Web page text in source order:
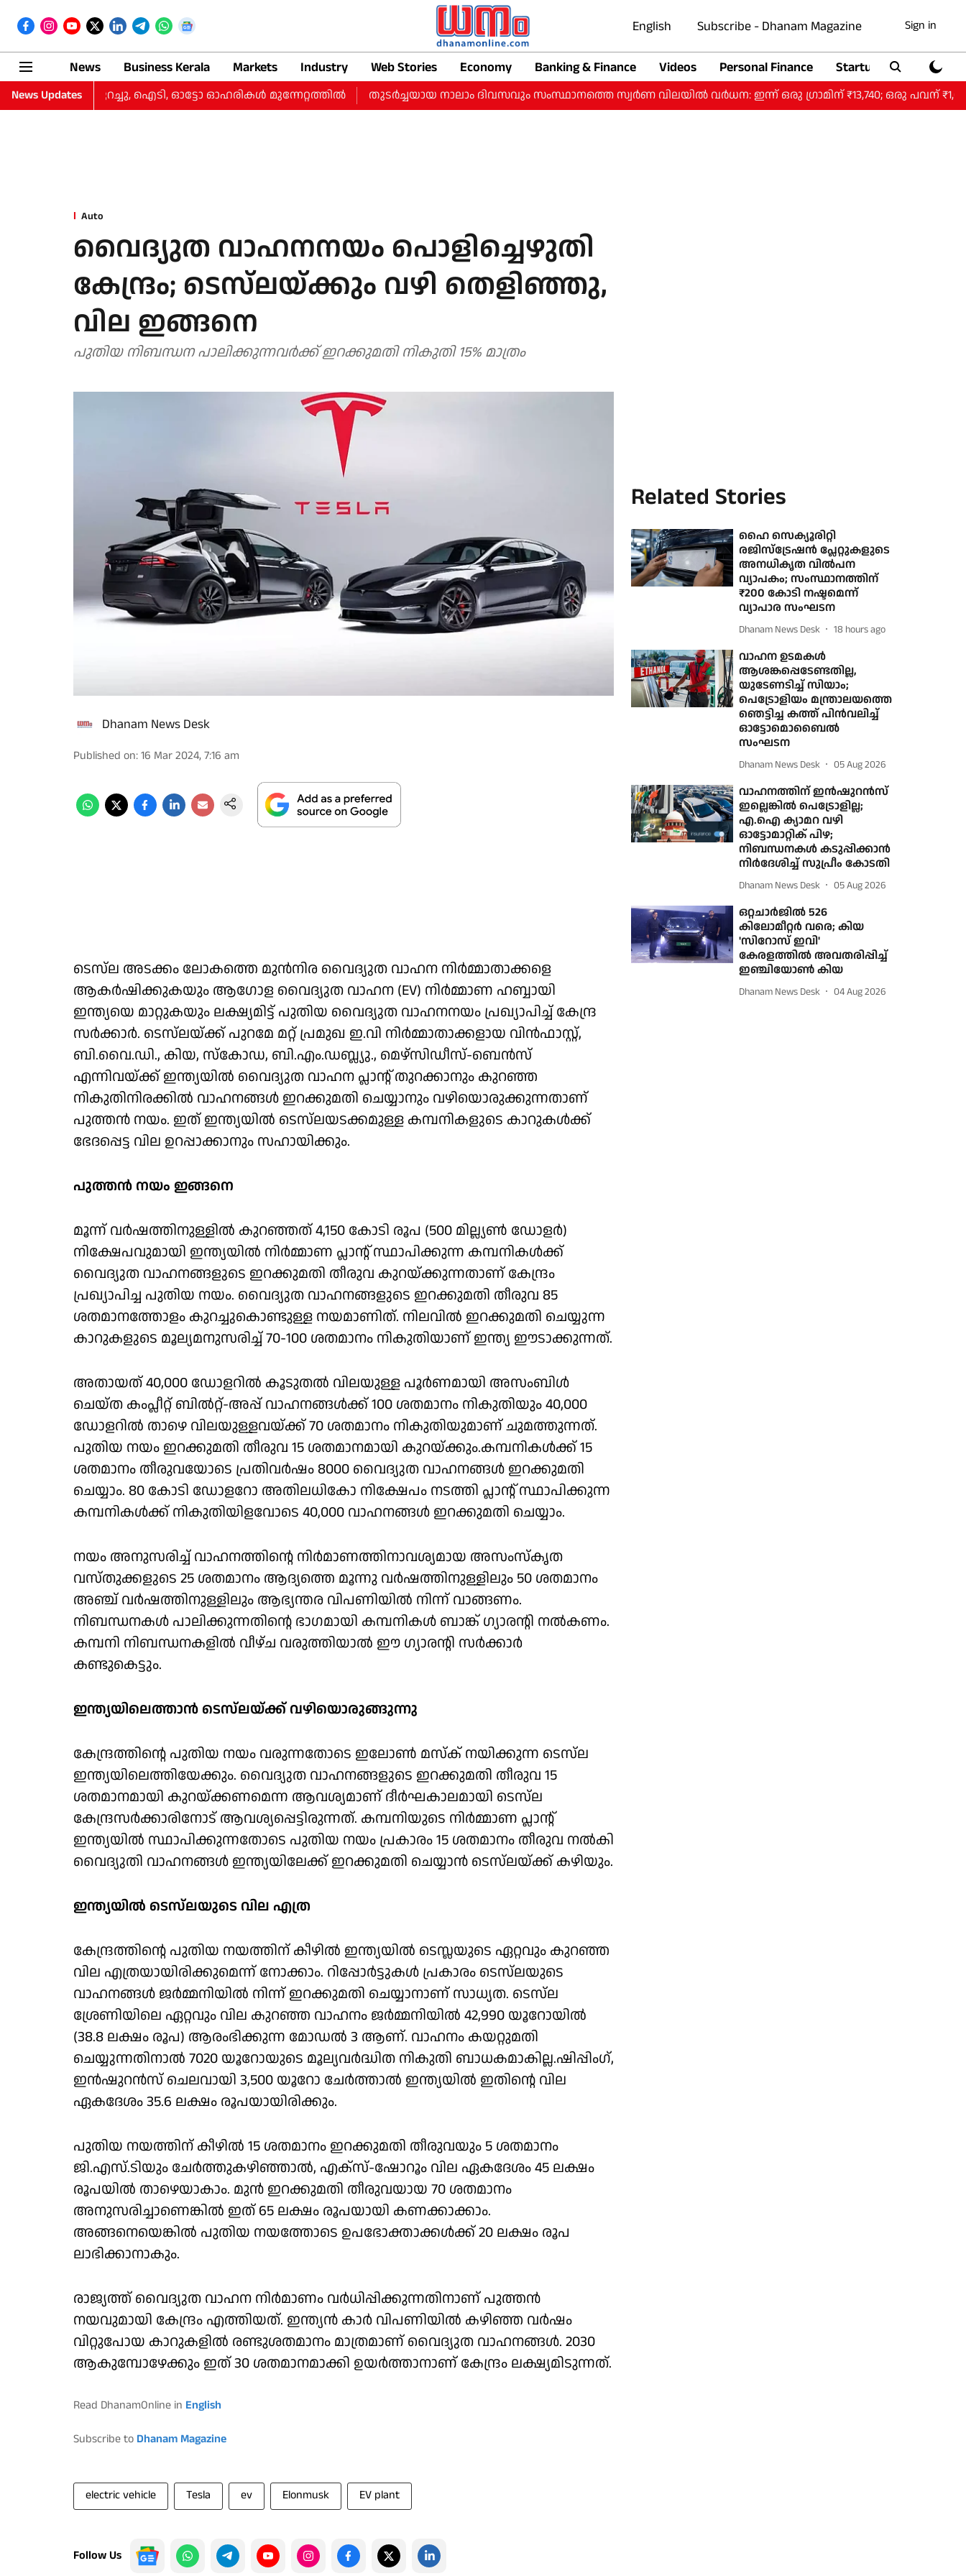
English Subscribe - Dhanam Magazine Sign in
News Business Kerala Markets Industry Web Stories Economy Banking & Finance Videos Personal Finance Startup
News Updates
നഷ്‌ടം കുറച്ചു, ഐടി, ഓട്ടോ ഓഹരികള്‍ മുന്നേറ്റത്തില്‍ തുടർച്ചയായ നാലാം ദിവസവും സംസ്ഥാനത്തെ സ്വർണ വിലയിൽ വർധന: ഇന്ന് ഒരു ​ഗ്രാമിന് ₹13,740; ഒരു പവന് ₹1,09,920.
Auto
വൈദ്യുത വാഹനനയം പൊളിച്ചെഴുതി
കേന്ദ്രം; ടെസ്‌ലയ്ക്കും വഴി തെളിഞ്ഞു,
വില ഇങ്ങനെ
പുതിയ നിബന്ധന പാലിക്കുന്നവര്‍ക്ക് ഇറക്കുമതി നികുതി 15% മാത്രം
Dhanam News Desk
Published on:16 Mar 2024, 7:16 am
ടെസ്‌ല അടക്കം ലോകത്തെ മുന്‍നിര വൈദ്യുത വാഹന നിര്‍മ്മാതാക്കളെ
ആകര്‍ഷിക്കുകയും ആഗോള വൈദ്യുത വാഹന (EV) നിര്‍മ്മാണ ഹബ്ബായി
ഇന്ത്യയെ മാറ്റുകയും ലക്ഷ്യമിട്ട് പുതിയ വൈദ്യുത വാഹനനയം പ്രഖ്യാപിച്ച് കേന്ദ്ര
സര്‍ക്കാര്‍. ടെസ്‌ലയ്ക്ക് പുറമേ മറ്റ് പ്രമുഖ ഇ.വി നിര്‍മ്മാതാക്കളായ വിന്‍ഫാസ്റ്റ്,
ബി.വൈ.ഡി., കിയ, സ്‌കോഡ, ബി.എം.ഡബ്ല്യു., മെഴ്‌സിഡീസ്-ബെന്‍സ്
എന്നിവയ്ക്ക് ഇന്ത്യയില്‍ വൈദ്യുത വാഹന പ്ലാന്റ് തുറക്കാനും കുറഞ്ഞ
നികുതിനിരക്കില്‍ വാഹനങ്ങള്‍ ഇറക്കുമതി ചെയ്യാനും വഴിയൊരുക്കുന്നതാണ്
പുത്തന്‍ നയം. ഇത് ഇന്ത്യയില്‍ ടെസ്‌ലയടക്കമുള്ള കമ്പനികളുടെ കാറുകള്‍ക്ക്
ഭേദപ്പെട്ട വില ഉറപ്പാക്കാനും സഹായിക്കും.
പുത്തന്‍ നയം ഇങ്ങനെ
മൂന്ന് വര്‍ഷത്തിനുള്ളില്‍ കുറഞ്ഞത് 4,150 കോടി രൂപ (500 മില്ല്യണ്‍ ഡോളര്‍)
നിക്ഷേപവുമായി ഇന്ത്യയില്‍ നിര്‍മ്മാണ പ്ലാന്റ് സ്ഥാപിക്കുന്ന കമ്പനികള്‍ക്ക്
വൈദ്യുത വാഹനങ്ങളുടെ ഇറക്കുമതി തീരുവ കുറയ്ക്കുന്നതാണ് കേന്ദ്രം
പ്രഖ്യാപിച്ച പുതിയ നയം. വൈദ്യുത വാഹനങ്ങളുടെ ഇറക്കുമതി തീരുവ 85
ശതമാനത്തോളം കുറച്ചുകൊണ്ടുള്ള നയമാണിത്. നിലവില്‍ ഇറക്കുമതി ചെയ്യുന്ന
കാറുകളുടെ മൂല്യമനുസരിച്ച് 70-100 ശതമാനം നികുതിയാണ് ഇന്ത്യ ഈടാക്കുന്നത്.
അതായത് 40,000 ഡോളറില്‍ കൂടുതല്‍ വിലയുള്ള പൂര്‍ണമായി അസംബിള്‍
ചെയ്ത കംപ്ലീറ്റ് ബില്‍റ്റ്-അപ്പ് വാഹനങ്ങള്‍ക്ക് 100 ശതമാനം നികുതിയും 40,000
ഡോളറില്‍ താഴെ വിലയുള്ളവയ്ക്ക് 70 ശതമാനം നികുതിയുമാണ് ചുമത്തുന്നത്.
പുതിയ നയം ഇറക്കുമതി തീരുവ 15 ശതമാനമായി കുറയ്ക്കും.കമ്പനികള്‍ക്ക് 15
ശതമാനം തീരുവയോടെ പ്രതിവര്‍ഷം 8000 വൈദ്യുത വാഹനങ്ങള്‍ ഇറക്കുമതി
ചെയ്യാം. 80 കോടി ഡോളറോ അതിലധികോ നിക്ഷേപം നടത്തി പ്ലാന്റ് സ്ഥാപിക്കുന്ന
കമ്പനികള്‍ക്ക് നികുതിയിളവോടെ 40,000 വാഹനങ്ങള്‍ ഇറക്കുമതി ചെയ്യാം.
നയം അനുസരിച്ച് വാഹനത്തിന്റെ നിര്‍മാണത്തിനാവശ്യമായ അസംസ്‌കൃത
വസ്തുക്കളുടെ 25 ശതമാനം ആദ്യത്തെ മൂന്നു വർഷത്തിനുള്ളിലും 50 ശതമാനം
അഞ്ച് വർഷത്തിനുള്ളിലും ആഭ്യന്തര വിപണിയില്‍ നിന്ന് വാങ്ങണം.
നിബന്ധനകള്‍ പാലിക്കുന്നതിന്റെ ഭാഗമായി കമ്പനികള്‍ ബാങ്ക് ഗ്യാരന്റി നല്‍കണം.
കമ്പനി നിബന്ധനകളില്‍ വീഴ്ച വരുത്തിയാല്‍ ഈ ഗ്യാരന്റി സര്‍ക്കാര്‍
കണ്ടുകെട്ടും.
ഇന്ത്യയിലെത്താന്‍ ടെസ്‌ലയ്ക്ക് വഴിയൊരുങ്ങുന്നു
കേന്ദ്രത്തിന്റെ പുതിയ നയം വരുന്നതോടെ ഇലോണ്‍ മസ്ക് നയിക്കുന്ന ടെസ്‌ല
ഇന്ത്യയിലെത്തിയേക്കും. വൈദ്യുത വാഹനങ്ങളുടെ ഇറക്കുമതി തീരുവ 15
ശതമാനമായി കുറയ്ക്കണമെന്ന ആവശ്യമാണ് ദീര്‍ഘകാലമായി ടെസ്‌ല
കേന്ദ്രസര്‍ക്കാരിനോട് ആവശ്യപ്പെട്ടിരുന്നത്. കമ്പനിയുടെ നിർമ്മാണ പ്ലാന്റ്
ഇന്ത്യയിൽ സ്ഥാപിക്കുന്നതോടെ പുതിയ നയം പ്രകാരം 15 ശതമാനം തീരുവ നല്‍കി
വൈദ്യുതി വാഹനങ്ങള്‍ ഇന്ത്യയിലേക്ക് ഇറക്കുമതി ചെയ്യാന്‍ ടെസ്‌ലയ്ക്ക് കഴിയും.
ഇന്ത്യയില്‍ ടെസ്‌ലയുടെ വില എത്ര
കേന്ദ്രത്തിന്റെ പുതിയ നയത്തിന് കീഴില്‍ ഇന്ത്യയില്‍ ടെസ്ലയുടെ ഏറ്റവും കുറഞ്ഞ
വില എത്രയായിരിക്കുമെന്ന് നോക്കാം. റിപ്പോര്‍ട്ടുകള്‍ പ്രകാരം ടെസ്‌ലയുടെ
വാഹനങ്ങള്‍ ജര്‍മ്മനിയില്‍ നിന്ന് ഇറക്കുമതി ചെയ്യാനാണ് സാധ്യത. ടെസ്‌ല
ശ്രേണിയിലെ ഏറ്റവും വില കുറഞ്ഞ വാഹനം ജര്‍മ്മനിയില്‍ 42,990 യൂറോയില്‍
(38.8 ലക്ഷം രൂപ) ആരംഭിക്കുന്ന മോഡല്‍ 3 ആണ്. വാഹനം കയറ്റുമതി
ചെയ്യുന്നതിനാൽ 7020 യൂറോയുടെ മൂല്യവർദ്ധിത നികുതി ബാധകമാകില്ല.ഷിപ്പിംഗ്,
ഇന്‍ഷുറന്‍സ് ചെലവായി 3,500 യൂറോ ചേര്‍ത്താല്‍ ഇന്ത്യയില്‍ ഇതിന്റെ വില
ഏകദേശം 35.6 ലക്ഷം രൂപയായിരിക്കും.
പുതിയ നയത്തിന് കീഴില്‍ 15 ശതമാനം ഇറക്കുമതി തീരുവയും 5 ശതമാനം
ജി.എസ്.ടിയും ചേര്‍ത്തുകഴിഞ്ഞാല്‍, എക്‌സ്-ഷോറൂം വില ഏകദേശം 45 ലക്ഷം
രൂപയില്‍ താഴെയാകാം. മുന്‍ ഇറക്കുമതി തീരുവയായ 70 ശതമാനം
അനുസരിച്ചാണെങ്കില്‍ ഇത് 65 ലക്ഷം രൂപയായി കണക്കാക്കാം.
അങ്ങനെയെങ്കില്‍ പുതിയ നയത്തോടെ ഉപഭോക്താക്കള്‍ക്ക് 20 ലക്ഷം രൂപ
ലാഭിക്കാനാകും.
രാജ്യത്ത് വൈദ്യുത വാഹന നിര്‍മാണം വര്‍ധിപ്പിക്കുന്നതിനാണ് പുത്തന്‍
നയവുമായി കേന്ദ്രം എത്തിയത്. ഇന്ത്യന്‍ കാര്‍ വിപണിയില്‍ കഴിഞ്ഞ വര്‍ഷം
വിറ്റുപോയ കാറുകളില്‍ രണ്ടുശതമാനം മാത്രമാണ് വൈദ്യുത വാഹനങ്ങള്‍. 2030
ആകുമ്പോഴേക്കും ഇത് 30 ശതമാനമാക്കി ഉയര്‍ത്താനാണ് കേന്ദ്രം ലക്ഷ്യമിടുന്നത്.
Read DhanamOnline in English
Subscribe to Dhanam Magazine
electric vehicle Tesla ev Elonmusk EV plant
Follow Us
Related Stories
ഹൈ സെക്യൂരിറ്റി
രജിസ്‌ട്രേഷന്‍ പ്ലേറ്റുകളുടെ
അനധികൃത വില്‍പന
വ്യാപകം; സംസ്ഥാനത്തിന്
₹200 കോടി നഷ്ടമെന്ന്
വ്യാപാര സംഘടന
Dhanam News Desk 18 hours ago
വാഹന ഉടമകള്‍
ആശങ്കപ്പെടേണ്ടതില്ല,
യുടേണടിച്ച് സിയാം;
പെട്രോളിയം മന്ത്രാലയത്തെ
ഞെട്ടിച്ച കത്ത് പിന്‍വലിച്ച്
ഓട്ടോമൊബൈല്‍
സംഘടന
Dhanam News Desk 05 Aug 2026
വാഹനത്തിന് ഇൻഷുറൻസ്
ഇല്ലെങ്കിൽ പെട്രോളില്ല;
എ.ഐ ക്യാമറ വഴി
ഓട്ടോമാറ്റിക് പിഴ;
നിബന്ധനകൾ കടുപ്പിക്കാൻ
നിർദേശിച്ച് സുപ്രീം കോടതി
Dhanam News Desk 05 Aug 2026
ഒറ്റചാര്‍ജില്‍ 526
കിലോമീറ്റര്‍ വരെ; കിയ
'സിറോസ് ഇവി'
കേരളത്തില്‍ അവതരിപ്പിച്ച്
ഇഞ്ചിയോണ്‍ കിയ
Dhanam News Desk 04 Aug 2026